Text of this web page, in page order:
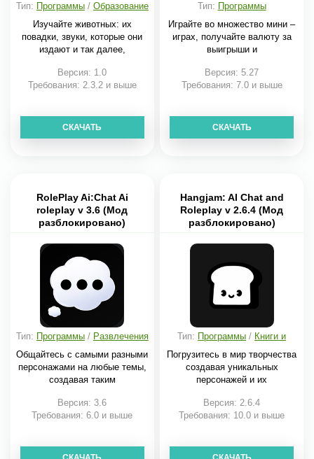
Тип: Программы/ Образование
Изучайте животных: их
повадки, звуки, которые они
издают и так далее,
Версия: 1.0
Требования: 2.3.2 и выше
СКАЧАТЬ
Тип: Программы
Играйте во множество мини –
играх, получайте валюту за
выигрыши и
Версия: 5.27
Требования: 7.0 и выше
СКАЧАТЬ
RolePlay Ai:Chat Ai
roleplay v 3.6 (Мод
разблокировано)
Тип: Программы/ Развлечения
Общайтесь с самыми разными
персонажами на любые темы,
создавая таким
Версия: 3.6
Требования: 6.0 и выше
Hangjam: AI Chat and
Roleplay v 2.6.4 (Мод
разблокировано)
Тип: Программы / Книги и
Погрузитесь в мир творчества
создавая уникальных
персонажей и их
Версия: 2.6.4
Требования: 10.0 и выше